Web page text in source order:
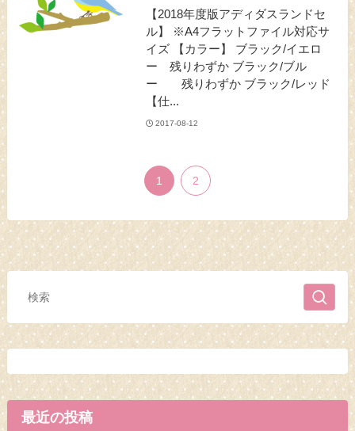
【2018年度版アディダスランドセ
ル】 ※A4フラットファイル対応サ
イズ 【カラー】 ブラック/イエロ
ー 残りわずか ブラック/ブル
ー 残りわずか ブラック/レッド
【仕...
2017-08-12
1 2
最近の投稿